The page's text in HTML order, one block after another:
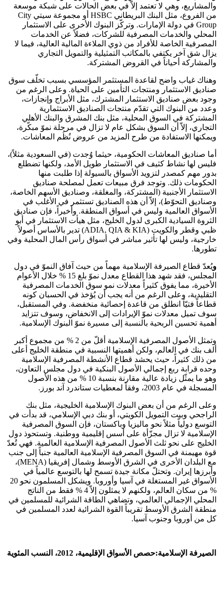
والمشاريع، وهي لا تعتمد إلاّ في بعض الحالات على شبكة موسعة
من الفروع، مثل البنك البريطاني HSBC أو مجموعة سيتي City
Group في دولة الإمارات. وتركّز البنوك الأخرى على الاستثمار
المحلي والخدمات المصرفية للشركات، فضلاً عن الخدمات
المصرفية الخاصة للأفراد من ذوي الملاءة المالية العالية، فيما لا
يزال شق آخر يكتفي بالمكاتب التمثيلية والتمويل التجاري
والمشاركة أحياناً في القروض المشتركة.
وهناك غياب واضح لقاعدة المستثمر المؤسسي بسبب تخلّف سوق
صناديق الاستثمار ومنتجات التأمين على الحياة. وعلى الرغم من
وجود بعض صناديق الاستثمار المشترك، مثل الأبراج وإنجازات،
وعدد من البنوك التي تقدّم منتجات الصناديق الاستثمارية
المشتركة في السوق المحلية، مثل بنك المشرق والبنك الأهلي
التجاري، إلاّ أن السوق بشكل عام لا تزال في مرحلة نموّ مبكّرة،
ويمكنها الاستفادة من طرح المزيد من عروض نُظُم المعاشات.
أما صناديق المعاشات الحكومية، حيثما وُجدت (في السعودية مثلاً)،
فليس لها نشاط كثيف في الاستثمار طويل الأمد، ولكنها تضطلع
بدور مهم كمصدر لتزويد الأسواق بالسيولة إذا طلبت منها
الحكومات ذلك. وتوجد فرق مبيعات تعمل لمصلحة صناديق
الاستثمار الأجنبية (المشتركة، والمغلقة، وصناديق الأسهم الخاصة،
وصناديق التحوّط)، إلاّ أن هذه الصناديق تستثمر في الأغلب في
الأسواق العالمية وليس في أسواق المنطقة. وأخيراً، فإن صناديق
الثروة السيادية الكبرى لدول الخليج، مثل هيأت الاستثمار في أبو
ظبي وقطر والكويت (ADIA, QIA & KIA) تدير بالأساس أصولاً
خارجية، وليس لها تأثير مباشر في أسواق رأس المال المحلية وفي
تطورها.
ويُعدّ قطاع الصيرفة الإسلامية مهماً من حيث آفاق النموّ في دول
المجلس، فقد شهد هذا القطاع معدل نموّ بلغ 15 % خلال الأعوام
الأخيرة، مما يفوق كثيراً معدلات نمو سوق الخدمات المصرفية
التقليدية، وعلى الرغم من أنه يجب أن يُؤخذ في الحسبان كونه
قطاعاً فتيّاً انطلق من قاعدة إحصائية منخفضة. وفي المستقبل،
سوف تميل معدلات نموّ الإيرادات إلى الانخفاض، وسوف تتزايد
أهمية تحسين الربحية بالنسبة إلى مسيرة نموّ البنوك الإسلامية.
وتمثل الأصول المصرفية الإسلامية أقلّ من 2 % من مجموع أكبر
ألف بنك في العالم، ولكن أهميتها النسبية في منطقة الخليج أعلى
من ذلك كثيراً، حيث يحشد قطاع الأنشطة المصرفية الإسلامية
وحده قرابة ربع إجمالي الأصول البنكية في دول مجلس التعاون،
وهو ما يمثّل زيادة عالية مقارنة بنسبة 10 % من هذه الأصول
المسجلة في عام 2003، وفقاً لمعطيات ستاندرد آند بورز.
وعلى الرغم من أن بعض البنوك الإسلامية الخليجية، مثل بنك
الراجحي وبيت التمويل الكويتي، أو بنك دبي الإسلامي، قد بدأت في
التوسع دولياً مثلاً نحو ماليزيا وباكستان، فإن السوق المصرفية
الإسلامية لا تزال مجزّأة على أسس إقليمية ووطنية. وتستحوذ دول
الخليج على نحو ثلث الأصول المصرفية الإسلامية العالمية. فهي تُعدّ
قوة مهيمنة في السوق المصرفية الإسلامية العالمية جنباً إلى جنب
مع البلدان الأخرى في الشرق الأوسط وشمال إفريقيا (MENA)،
وأبرزها إيران. وتحتلّ مكانة جيدة تسمح لها بالتوسع عالمياً في
الأسواق غير المستغلة في آسيا وأوروبا. ويشكل المسلمون نحو 20
% من سكان العالم، ولكنهم لا يمثلون إلاّ 4 % فقط من الناتج
المحلي الإجمالي العالمي، وتضاهي الطاقة الشرائية للمسلمين في
منطقة الشرق الأوسط تقريباً القوة الشرائية لعدد المسلمين في
كل من أوروبا وجنوب آسيا.
الصيرفة الإسلامية:حصص الأسواق الإقليمية، 2012، النسب المئوية